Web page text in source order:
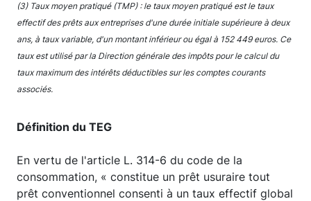
(3) Taux moyen pratiqué (TMP) : le taux moyen pratiqué est le taux
effectif des prêts aux entreprises d'une durée initiale supérieure à deux
ans, à taux variable, d'un montant inférieur ou égal à 152 449 euros. Ce
taux est utilisé par la Direction générale des impôts pour le calcul du
taux maximum des intérêts déductibles sur les comptes courants
associés.
Définition du TEG
En vertu de l'article L. 314-6 du code de la
consommation, « constitue un prêt usuraire tout
prêt conventionnel consenti à un taux effectif global